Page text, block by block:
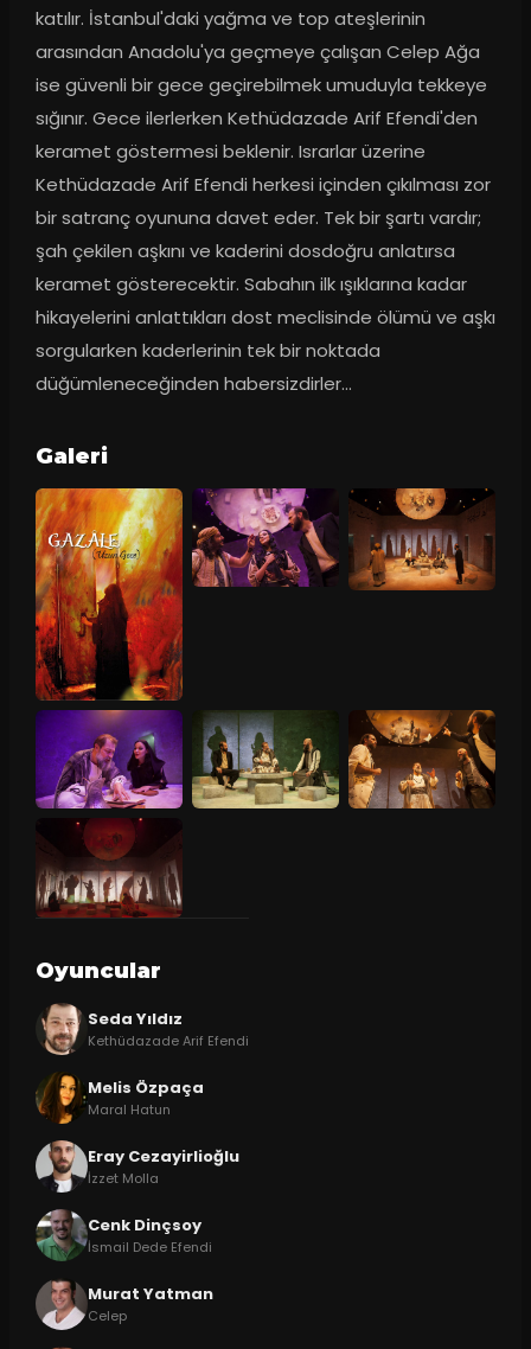
katılır. İstanbul'daki yağma ve top ateşlerinin
arasından Anadolu'ya geçmeye çalışan Celep Ağa
ise güvenli bir gece geçirebilmek umuduyla tekkeye
sığınır. Gece ilerlerken Kethüdazade Arif Efendi'den
keramet göstermesi beklenir. Israrlar üzerine
Kethüdazade Arif Efendi herkesi içinden çıkılması zor
bir satranç oyununa davet eder. Tek bir şartı vardır;
şah çekilen aşkını ve kaderini dosdoğru anlatırsa
keramet gösterecektir. Sabahın ilk ışıklarına kadar
hikayelerini anlattıkları dost meclisinde ölümü ve aşkı
sorgularken kaderlerinin tek bir noktada
düğümleneceğinden habersizdirler...
Galeri
Oyuncular
Seda Yıldız
Kethüdazade Arif Efendi
Melis Özpaça
Maral Hatun
Eray Cezayirlioğlu
İzzet Molla
Cenk Dinçsoy
İsmail Dede Efendi
Murat Yatman
Celep